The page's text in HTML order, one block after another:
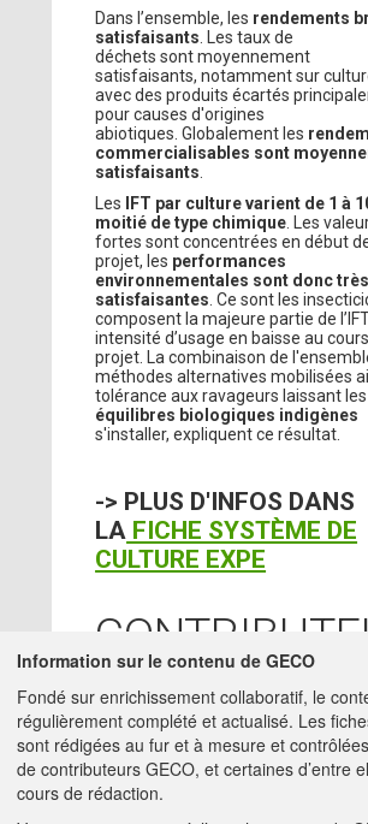
Dans l’ensemble, les rendements
satisfaisants . Les taux de
déchets sont moyennement
satisfaisants, notamment sur
avec des produits écartés
pour causes d'origines
abiotiques. Globalement les
commercialisables sont
satisfaisants
Les
IFT par culture varient de 1 à
moitié de type chimique . Les
fortes sont concentrées en début
projet, les performances
environnementales sont donc très
satisfaisantes . Ce sont les
composent la majeure partie de
intensité d’usage en baisse au
projet. La combinaison de
méthodes alternatives mobilisées
tolérance aux ravageurs laissant les
équilibres biologiques indigènes
s'installer, expliquent ce résultat.
-> PLUS D'INFOS DANS
LA FICHE SYSTÈME DE
CULTURE EXPE
17/08/2020 LE BARS
ACTA
charge-mission -
Information sur le contenu de GECO
Fondé sur enrichissement collaboratif, le
régulièrement complété et actualisé. Les
sont rédigées au fur et à mesure et
de contributeurs GECO, et certaines d’entre
cours de rédaction.